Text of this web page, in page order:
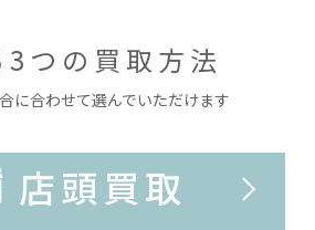
3つの買取方法
に合わせて選んでいただけます
店頭買取